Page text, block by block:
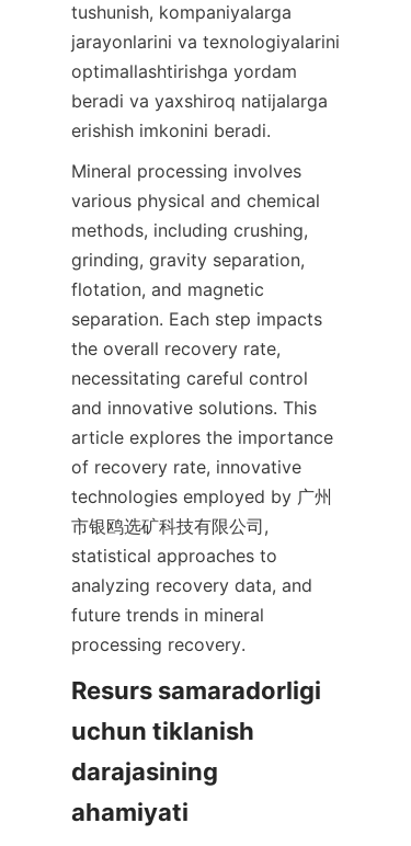
tushunish, kompaniyalarga
jarayonlarini va texnologiyalarini
optimallashtirishga yordam
beradi va yaxshiroq natijalarga
erishish imkonini beradi.
Mineral processing involves
various physical and chemical
methods, including crushing,
grinding, gravity separation,
flotation, and magnetic
separation. Each step impacts
the overall recovery rate,
necessitating careful control
and innovative solutions. This
article explores the importance
of recovery rate, innovative
technologies employed by 广州
市银鸥选矿科技有限公司,
statistical approaches to
analyzing recovery data, and
future trends in mineral
processing recovery.
Resurs samaradorligi
uchun tiklanish
darajasining
ahamiyati